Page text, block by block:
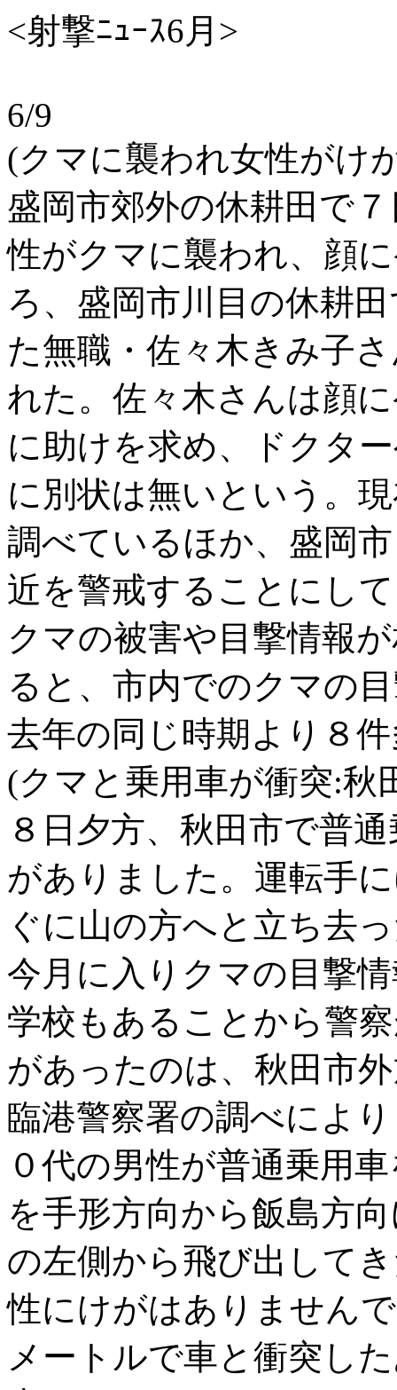
<射撃ﾆｭｰｽ6月>
6/9
(クマに襲われ女性がけ
盛岡市郊外の休耕田で
性がクマに襲われ、顔
ろ、盛岡市川目の休耕
た無職・佐々木きみ子
れた。佐々木さんは顔
に助けを求め、ドクタ
に別状は無いという。
調べているほか、盛岡
近を警戒することにし
クマの被害や目撃情報
ると、市内でのクマの
去年の同じ時期より８
(クマと乗用車が衝突:秋
８日夕方、秋田市で普
がありました。運転手
ぐに山の方へと立ち去
今月に入りクマの目撃
学校もあることから警
があったのは、秋田市
臨港警察署の調べによ
０代の男性が普通乗用
を手形方向から飯島方
の左側から飛び出して
性にけがはありません
メートルで車と衝突し